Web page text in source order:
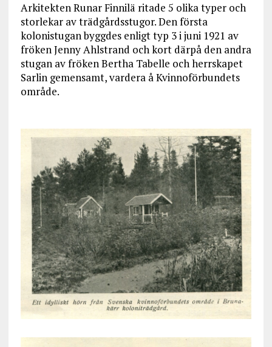
Arkitekten Runar Finnilä ritade 5 olika typer och
storlekar av trädgårdsstugor. Den första
kolonistugan byggdes enligt typ 3 i juni 1921 av
fröken Jenny Ahlstrand och kort därpå den andra
stugan av fröken Bertha Tabelle och herrskapet
Sarlin gemensamt, vardera å Kvinnoförbundets
område.